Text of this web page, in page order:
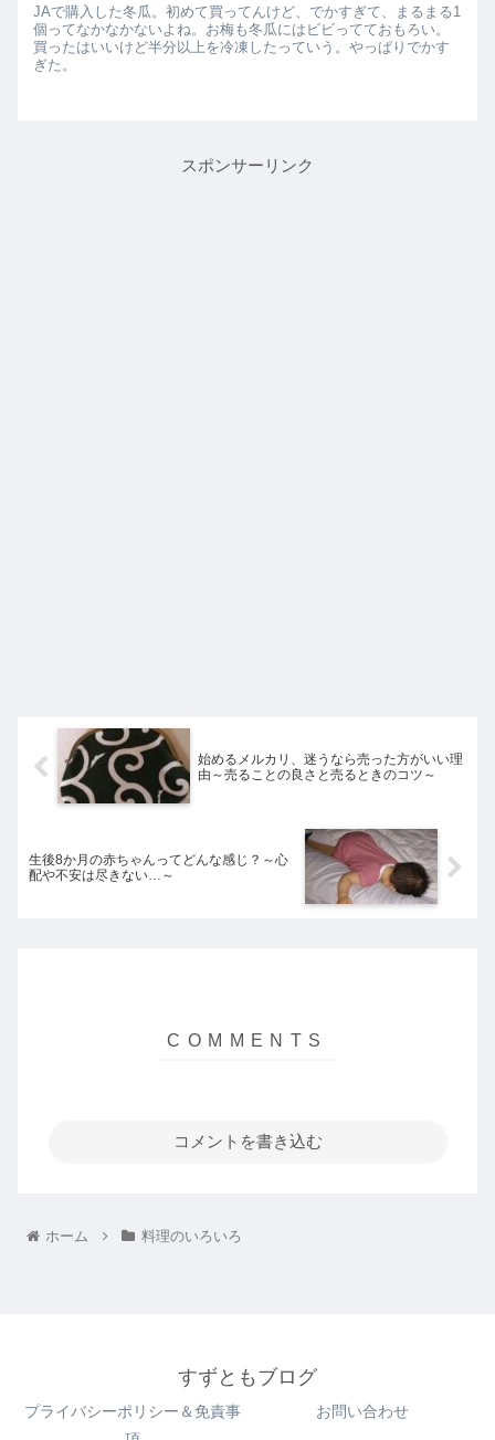
JAで購入した冬瓜。初めて買ってんけど、でかすぎて、まるまる1
個ってなかなかないよね。お梅も冬瓜にはビビってておもろい。
買ったはいいけど半分以上を冷凍したっていう。やっぱりでかす
ぎた。
スポンサーリンク
始めるメルカリ、迷うなら売った方がいい理
由～売ることの良さと売るときのコツ～
生後8か月の赤ちゃんってどんな感じ？～心
配や不安は尽きない…～
コメントを書き込む
ホーム 料理のいろいろ
すずともブログ
プライバシーポリシー＆免責事
お問い合わせ